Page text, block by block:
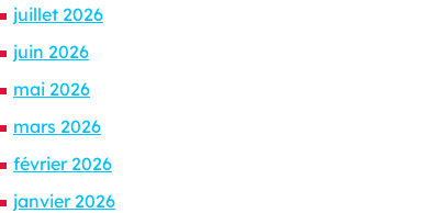
juillet 2026
juin 2026
mai 2026
mars 2026
février 2026
janvier 2026